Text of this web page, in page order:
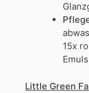
15x
Little Green